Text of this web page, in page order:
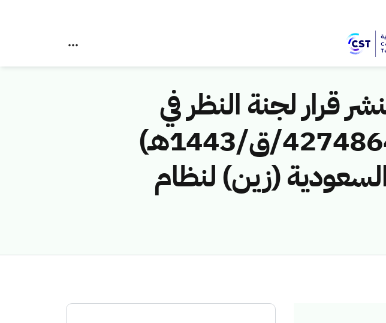
قرار لجنة النظر في
مخالفات نظام الاتصالات رقم (42748648/ق/1443هـ)
(زين) لنظام